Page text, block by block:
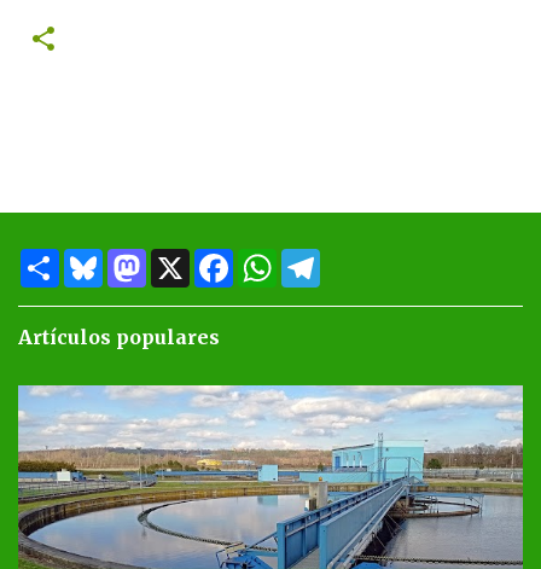
S
e
B
s
M
o
d
n
X
k
W
p
m
Artículos populares